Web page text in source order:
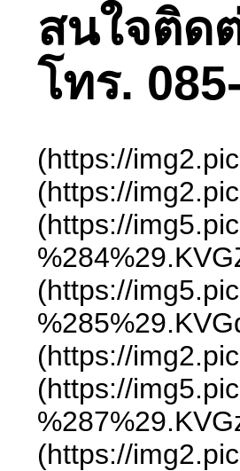
สนใจติด
โทร.
(https://
(https://
(https://
(https://
(https://
(https://
(https://